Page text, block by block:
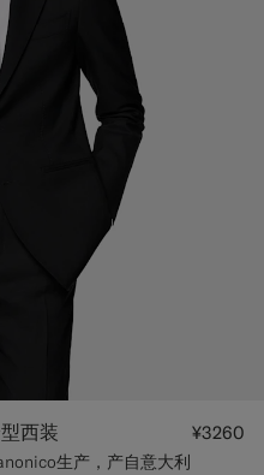
西装
生产，产自意大利
¥3260